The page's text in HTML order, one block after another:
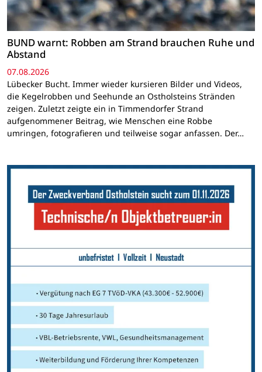
BUND warnt: Robben am Strand brauchen Ruhe und
Abstand
07.08.2026
Lübecker Bucht. Immer wieder kursieren Bilder und Videos,
die Kegelrobben und Seehunde an Ostholsteins Stränden
zeigen. Zuletzt zeigte ein in Timmendorfer Strand
aufgenommener Beitrag, wie Menschen eine Robbe
umringen, fotografieren und teilweise sogar anfassen. Der…